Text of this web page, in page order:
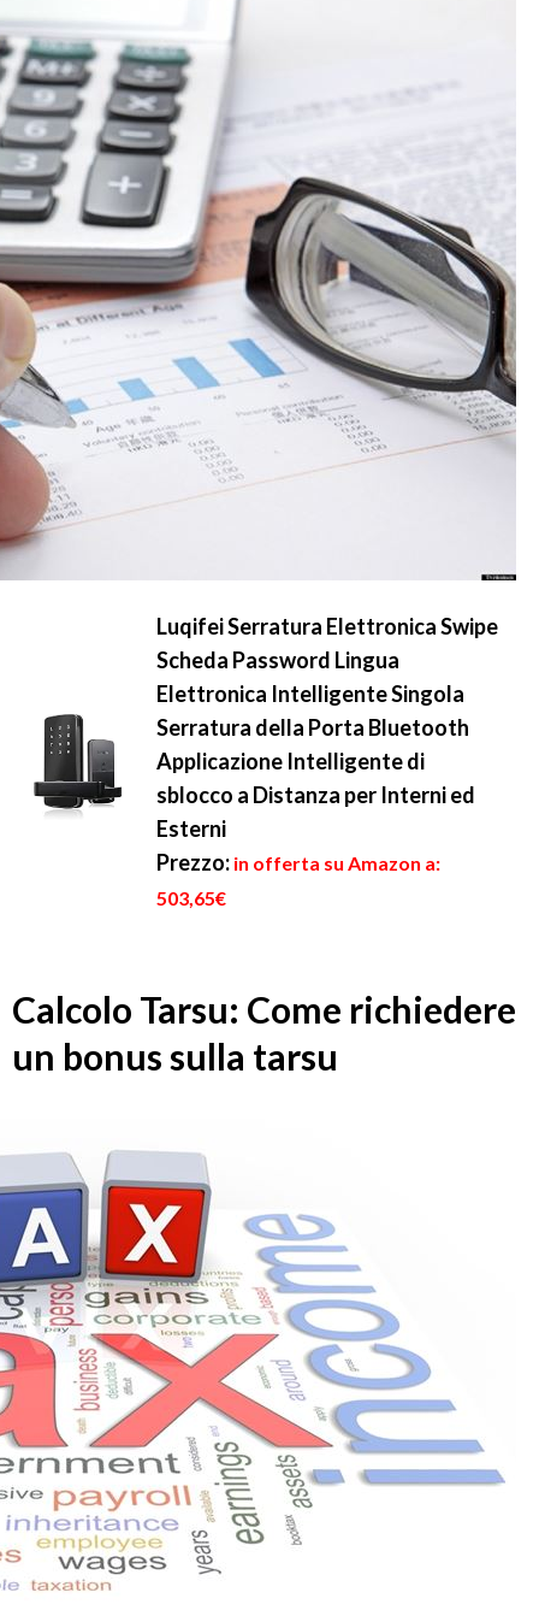
Luqifei Serratura Elettronica Swipe
Scheda Password Lingua
Elettronica Intelligente Singola
Serratura della Porta Bluetooth
Applicazione Intelligente di
sblocco a Distanza per Interni ed
Esterni
Prezzo: in offerta su Amazon a:
503,65€
Calcolo Tarsu: Come richiedere
un bonus sulla tarsu